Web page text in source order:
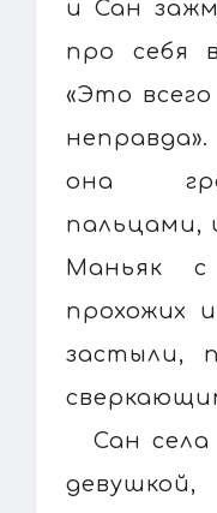
и Сан
про себя
«Это
она
пальцами,
Маньяк
прохожих
застыли,
Сан